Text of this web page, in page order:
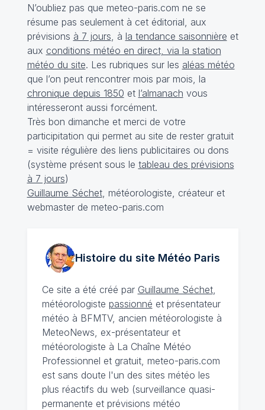
N’oubliez pas que meteo-paris.com ne se
résume pas seulement à cet éditorial, aux
prévisions à 7 jours, à la tendance saisonnière et
aux conditions météo en direct, via la station
météo du site. Les rubriques sur les aléas météo
que l’on peut rencontrer mois par mois, la
chronique depuis 1850 et l’almanach vous
intéresseront aussi forcément.
Très bon dimanche et merci de votre
participitation qui permet au site de rester gratuit
= visite régulière des liens publicitaires ou dons
(système présent sous le tableau des prévisions
à 7 jours)
Guillaume Séchet, météorologiste, créateur et
webmaster de meteo-paris.com
Histoire du site MétéoParis
Ce site a été créé par Guillaume Séchet,
météorologiste passionné et présentateur
météo à BFMTV, ancien météorologiste à
MeteoNews, ex-présentateur et
météorologiste à La Chaîne Météo
Professionnel et gratuit, meteo-paris.com
est sans doute l'un des sites météo les
plus réactifs du web (surveillance quasi-
permanente et prévisions météo